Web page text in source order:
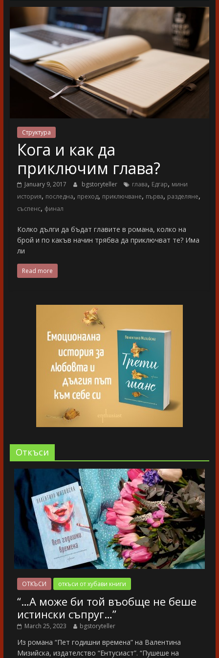
разказ
Структура
Кога и как да
приключим глава?
January 9, 2017 bgstoryteller глава, Едгар, мини
история, последна, преход, приключване, първа, разделяне,
съспенс, финал
Колко дълги да бъдат главите в романа, колко на
брой и по какъв начин трябва да приключват те? Има
ли
Read more
Oткъси
ОТКЪСИ откъси от хубави книги
“…А може би той въобще не беше
истински съпруг…”
March 25, 2023 bgstoryteller
Из романа “Пет годишни времена” на Валентина
Мизийска, издателство “Ентусиаст”. “Пушеше на